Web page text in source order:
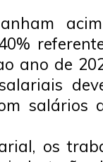
ano de
salários
os